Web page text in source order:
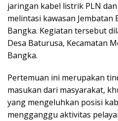
jaringan kabel listrik PLN
melintasi kawasan Jembatan
Bangka. Kegiatan tersebut
Desa Baturusa, Kecamatan
Bangka.
Pertemuan ini merupakan
masukan dari masyarakat,
yang mengeluhkan posisi
mengganggu aktivitas